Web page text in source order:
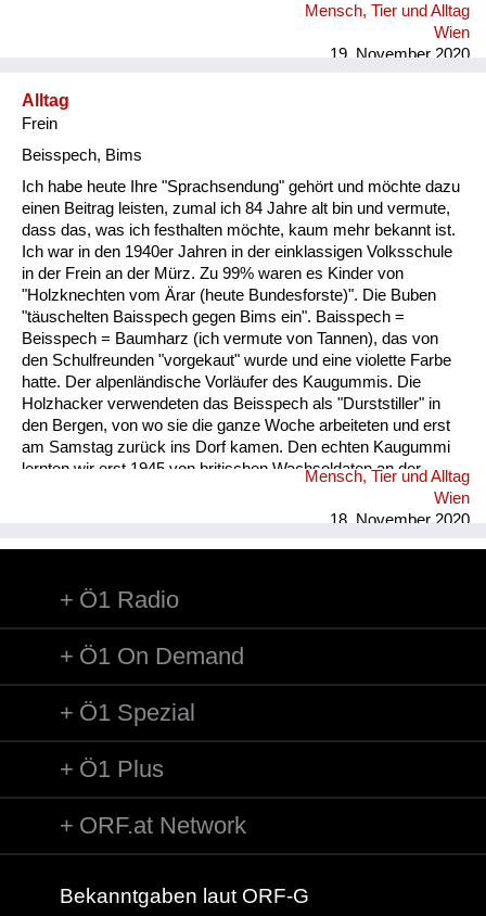
Mensch, Tier und Alltag
Wien
19. November 2020
Alltag
Frein
Beisspech, Bims
Ich habe heute Ihre "Sprachsendung" gehört und möchte dazu
einen Beitrag leisten, zumal ich 84 Jahre alt bin und vermute,
dass das, was ich festhalten möchte, kaum mehr bekannt ist.
Ich war in den 1940er Jahren in der einklassigen Volksschule
in der Frein an der Mürz. Zu 99% waren es Kinder von
"Holzknechten vom Ärar (heute Bundesforste)". Die Buben
"täuschelten Baisspech gegen Bims ein". Baisspech =
Beisspech = Baumharz (ich vermute von Tannen), das von
den Schulfreunden "vorgekaut" wurde und eine violette Farbe
hatte. Der alpenländische Vorläufer des Kaugummis. Die
Holzhacker verwendeten das Beisspech als "Durststiller" in
den Bergen, von wo sie die ganze Woche arbeiteten und erst
am Samstag zurück ins Dorf kamen. Den echten Kaugummi
lernten wir erst 1945 von britischen Wachsoldaten an der
Grenze derBritischen Besatzungszone ihren Dienst versahen,
kennen. Hin und wieder bekamen wir von ihnen solchen
Mensch, Tier und Alltag
Wien
18. November 2020
Ö1 Radio
Ö1 On Demand
Ö1 Spezial
Ö1 Plus
ORF.at Network
Bekanntgaben laut ORF-G